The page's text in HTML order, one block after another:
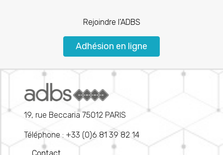
Rejoindre l’ADBS
Adhésion en ligne
19, rue Beccaria 75012 PARIS
Téléphone : +33 (0)6 81 39 82 14